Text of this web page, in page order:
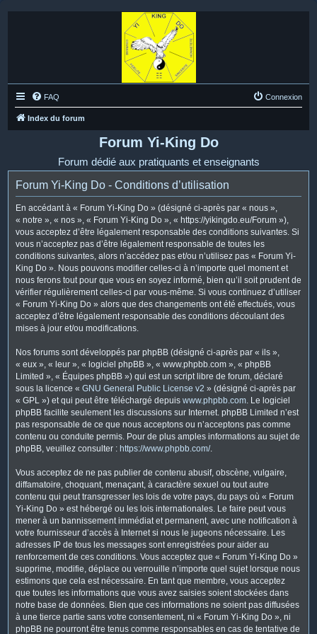
FAQ Connexion
Index du forum
Forum Yi-King Do
Forum dédié aux pratiquants et enseignants
Forum Yi-King Do - Conditions d’utilisation
En accédant à « Forum Yi-King Do » (désigné ci-après par « nous »,
« notre », « nos », « Forum Yi-King Do », « https://yikingdo.eu/Forum »),
vous acceptez d’être légalement responsable des conditions suivantes. Si
vous n’acceptez pas d’être légalement responsable de toutes les
conditions suivantes, alors n’accédez pas et/ou n’utilisez pas « Forum Yi-
King Do ». Nous pouvons modifier celles-ci à n’importe quel moment et
nous ferons tout pour que vous en soyez informé, bien qu’il soit prudent de
vérifier régulièrement celles-ci par vous-même. Si vous continuez d’utiliser
« Forum Yi-King Do » alors que des changements ont été effectués, vous
acceptez d’être légalement responsable des conditions découlant des
mises à jour et/ou modifications.
Nos forums sont développés par phpBB (désigné ci-après par « ils »,
« eux », « leur », « logiciel phpBB », « www.phpbb.com », « phpBB
Limited », « Équipes phpBB ») qui est un script libre de forum, déclaré
sous la licence « GNU General Public License v2 » (désigné ci-après par
« GPL ») et qui peut être téléchargé depuis www.phpbb.com. Le logiciel
phpBB facilite seulement les discussions sur Internet. phpBB Limited n’est
pas responsable de ce que nous acceptons ou n’acceptons pas comme
contenu ou conduite permis. Pour de plus amples informations au sujet de
phpBB, veuillez consulter : https://www.phpbb.com/.
Vous acceptez de ne pas publier de contenu abusif, obscène, vulgaire,
diffamatoire, choquant, menaçant, à caractère sexuel ou tout autre
contenu qui peut transgresser les lois de votre pays, du pays où « Forum
Yi-King Do » est hébergé ou les lois internationales. Le faire peut vous
mener à un bannissement immédiat et permanent, avec une notification à
votre fournisseur d’accès à Internet si nous le jugeons nécessaire. Les
adresses IP de tous les messages sont enregistrées pour aider au
renforcement de ces conditions. Vous acceptez que « Forum Yi-King Do »
supprime, modifie, déplace ou verrouille n’importe quel sujet lorsque nous
estimons que cela est nécessaire. En tant que membre, vous acceptez
que toutes les informations que vous avez saisies soient stockées dans
notre base de données. Bien que ces informations ne soient pas diffusées
à une tierce partie sans votre consentement, ni « Forum Yi-King Do », ni
phpBB ne pourront être tenus comme responsables en cas de tentative de